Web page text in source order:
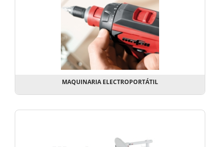
MAQUINARIA ELECTROPORTÁTIL